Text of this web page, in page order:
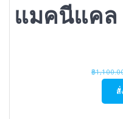
แมคนีแคล
฿